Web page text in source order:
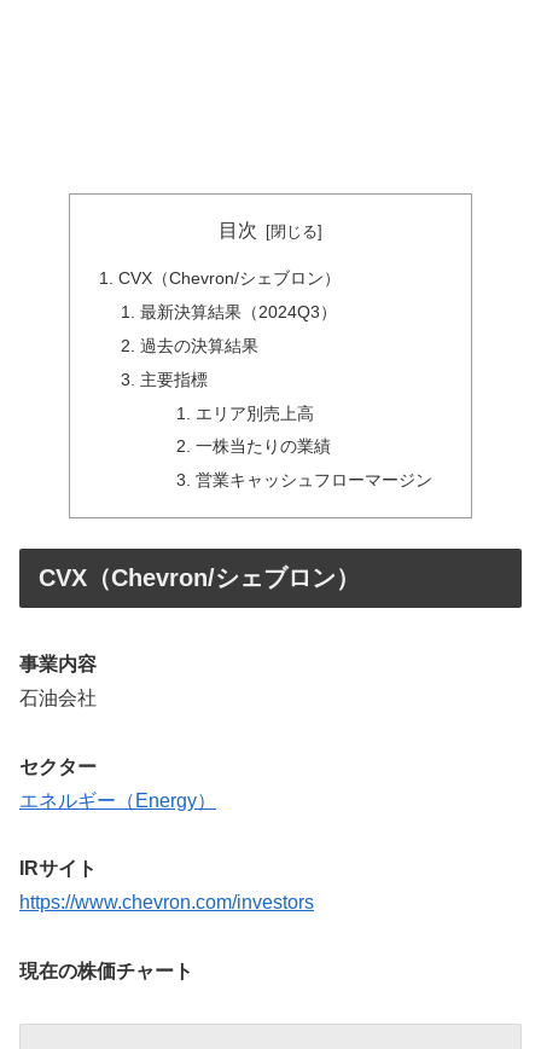
目次
CVX（Chevron/シェブロン）
最新決算結果（2024Q3）
過去の決算結果
主要指標
エリア別売上高
一株当たりの業績
営業キャッシュフローマージン
CVX（Chevron/シェブロン）
事業内容
石油会社
セクター
エネルギー（Energy）
IRサイト
https://www.chevron.com/investors
現在の株価チャート